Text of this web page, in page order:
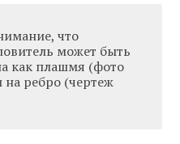
что
может быть
как плашмя (фото
на ребро (чертеж